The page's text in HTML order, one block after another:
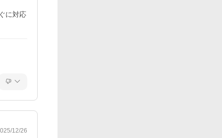
に対応
12/26